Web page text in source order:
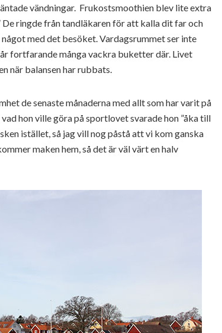
vändningar. Frukostsmoothien blev lite extra
ringde från tandläkaren för att kalla dit far och
med det besöket. Vardagsrummet ser inte
fortfarande många vackra buketter där. Livet
när balansen har rubbats.
de senaste månaderna med allt som har varit på
hon ville göra på sportlovet svarade hon ”åka till
istället, så jag vill nog påstå att vi kom ganska
maken hem, så det är väl värt en halv